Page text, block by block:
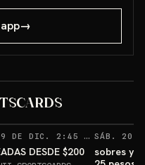
→
VIE. 19 DE DIC. 2:45 AM · 3
DESDE $200
sobres y